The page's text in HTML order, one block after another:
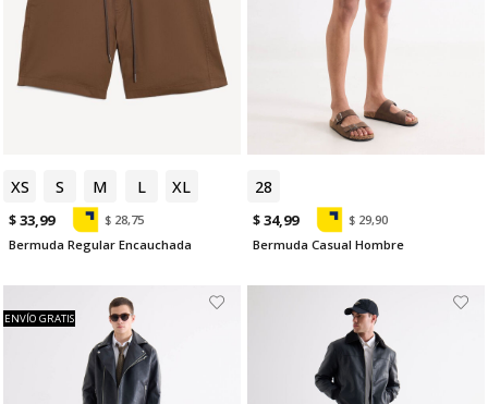
XS S M L XL
$ 33,99
$ 28,75
Bermuda Regular Encauchada
28
$ 34,99
$ 29,90
Bermuda Casual Hombre
ENVÍO GRATIS